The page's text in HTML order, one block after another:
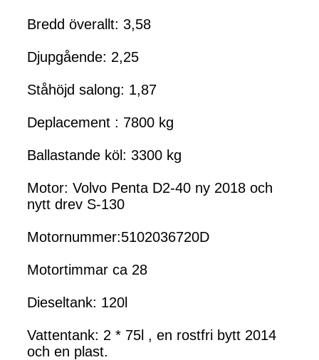
Bredd överallt: 3,58
Djupgående: 2,25
Ståhöjd salong: 1,87
Deplacement : 7800 kg
Ballastande köl: 3300 kg
Motor: Volvo Penta D2-40 ny 2018 och
nytt drev S-130
Motornummer:5102036720D
Motortimmar ca 28
Dieseltank: 120l
Vattentank: 2 * 75l , en rostfri bytt 2014
och en plast.